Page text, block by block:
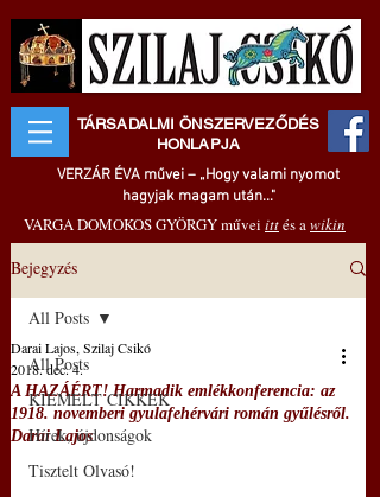
TÁRSADALMI ÖNSZERVEZŐDÉS
HONLAPJA
VERZÁR ÉVA művei – „Hogy valami nyomot
hagyjak magam után..."
VARGA DOMOKOS GYÖRGY művei ittés awikin
Bejegyzés
All Posts
KIEMELT CIKKEK
Hírek, újdonságok
Tisztelt Olvasó!
All Posts
A HAZÁÉRT! Harmadik emlékkonferencia: az
1918. novemberi gyulafehérvári román gyűlésről.
Darai Lajos
Darai Lajos, Szilaj Csikó
2018. dec. 4.